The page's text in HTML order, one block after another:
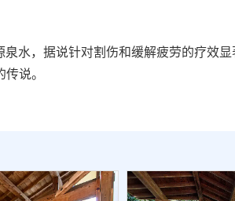
水，据说针对割伤和缓解疲劳的疗效
说。